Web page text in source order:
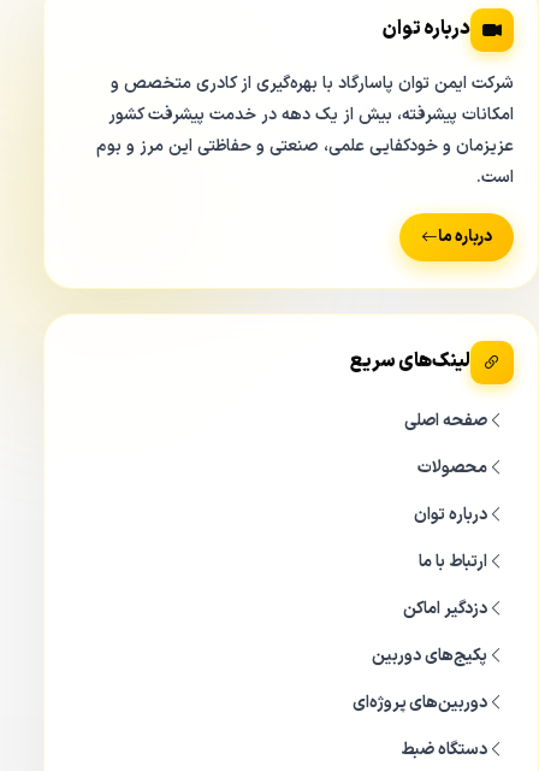
درباره توان
شرکت ایمن توان پاسارگاد با بهره‌گیری از کادری متخصص و
امکانات پیشرفته، بیش از یک دهه در خدمت پیشرفت کشور
عزیزمان و خودکفایی علمی، صنعتی و حفاظتی این مرز و بوم
است.
درباره ما
لینک‌های سریع
صفحه اصلی
محصولات
درباره توان
ارتباط با ما
دزدگیر اماکن
پکیج‌های دوربین
دوربین‌های پروژه‌ای
دستگاه ضبط